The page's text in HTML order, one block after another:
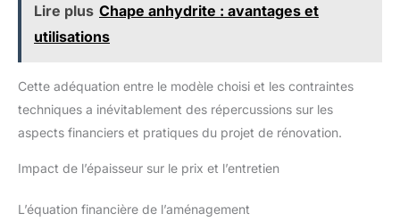
Lire plus Chape anhydrite : avantages et
utilisations
Cette adéquation entre le modèle choisi et les contraintes
techniques a inévitablement des répercussions sur les
aspects financiers et pratiques du projet de rénovation.
Impact de l’épaisseur sur le prix et l’entretien
L’équation financière de l’aménagement